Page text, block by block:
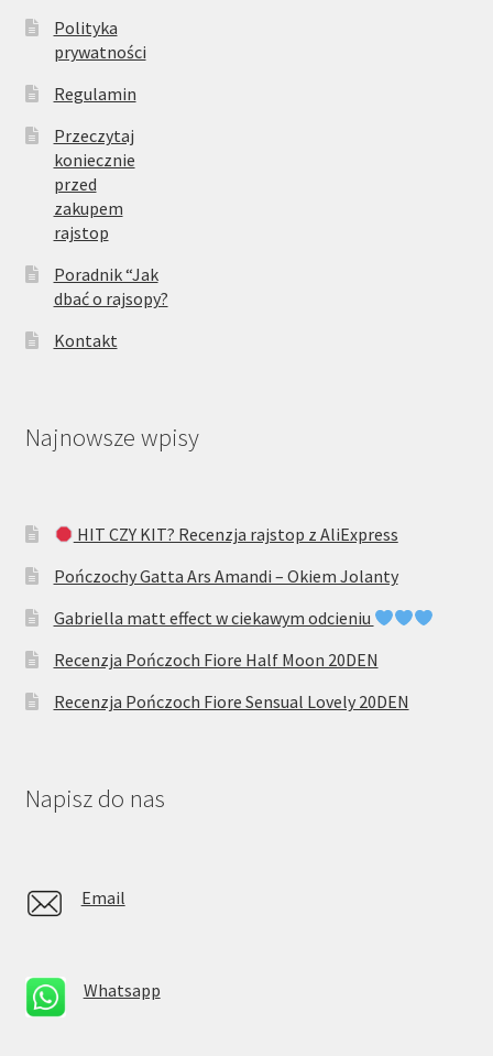
Polityka
prywatności
Regulamin
Przeczytaj
koniecznie
przed
zakupem
rajstop
Poradnik “Jak
dbać o rajsopy?
Kontakt
Najnowsze wpisy
HIT CZY KIT? Recenzja rajstop z AliExpress
Pończochy Gatta Ars Amandi – Okiem Jolanty
Gabriella matt effect w ciekawym odcieniu
Recenzja Pończoch Fiore Half Moon 20DEN
Recenzja Pończoch Fiore Sensual Lovely 20DEN
Napisz do nas
Email
Whatsapp